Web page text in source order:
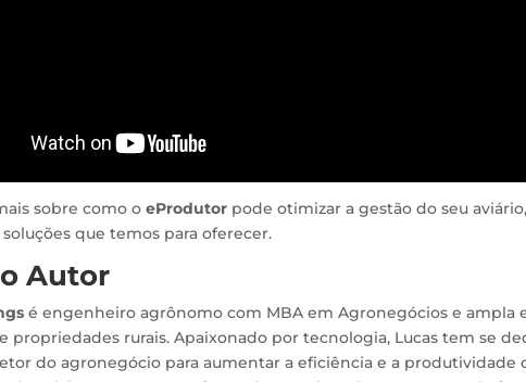
sobre como o eProdutorpode otimizar a gestão do seu
soluções que temos para oferecer.
Autor
é engenheiro agrônomo com MBA em Agronegócios e ampla
propriedades rurais. Apaixonado por tecnologia, Lucas tem se
do agronegócio para aumentar a eficiência e a produtividade